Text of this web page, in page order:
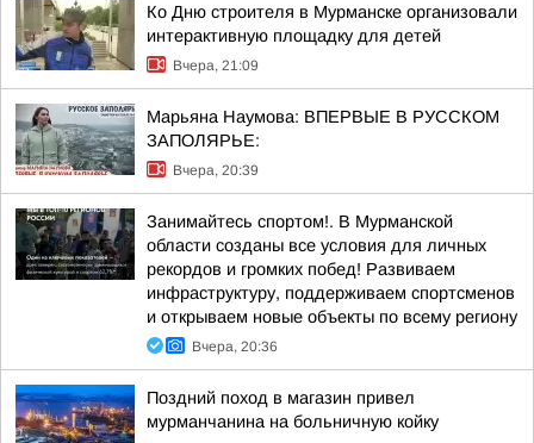
Ко Дню строителя в Мурманске организовали
интерактивную площадку для детей
Вчера, 21:09
Марьяна Наумова: ВПЕРВЫЕ В РУССКОМ
ЗАПОЛЯРЬЕ:
Вчера, 20:39
Занимайтесь спортом!. В Мурманской
области созданы все условия для личных
рекордов и громких побед! Развиваем
инфраструктуру, поддерживаем спортсменов
и открываем новые объекты по всему региону
Вчера, 20:36
Поздний поход в магазин привел
мурманчанина на больничную койку